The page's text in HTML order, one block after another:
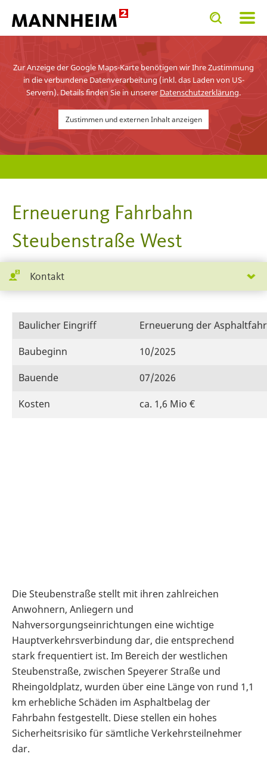
Toggle
search
input
Toggle
search
input
Zur Anzeige der Google Maps-Karte benötigen wir Ihre Zustimmung
in die verbundene Datenverarbeitung (inkl. das Laden von US-
Servern). Details finden Sie in unsererDatenschutzerklärung.
Zustimmen und externen Inhalt anzeigen
Erneuerung Fahrbahn
Steubenstraße West
Kontakt
Baulicher Eingriff
Erneuerung der
Baubeginn
10/2025
Bauende
07/2026
Kosten
ca. 1,6 Mio €
Die Steubenstraße stellt mit ihren zahlreichen
Anwohnern, Anliegern und
Nahversorgungseinrichtungen eine wichtige
Hauptverkehrsverbindung dar, die entsprechend
stark frequentiert ist. Im Bereich der westlichen
Steubenstraße, zwischen Speyerer Straße und
Rheingoldplatz, wurden über eine Länge von rund 1,1
km erhebliche Schäden im Asphaltbelag der
Fahrbahn festgestellt. Diese stellen ein hohes
Sicherheitsrisiko für sämtliche Verkehrsteilnehmer
dar.